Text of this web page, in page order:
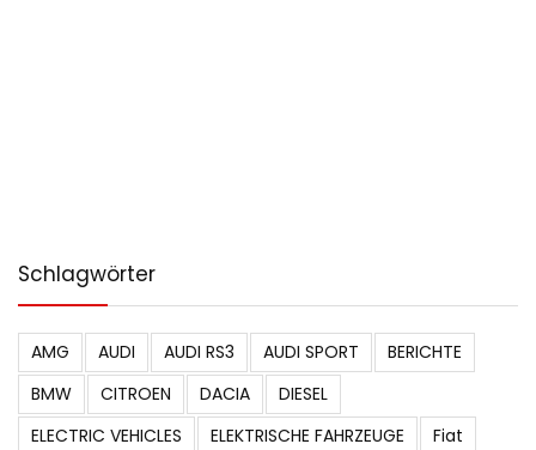
Schlagwörter
AMG AUDI AUDI RS3 AUDI SPORT
BERICHTE
BMW
CITROEN DACIA
DIESEL
ELECTRIC VEHICLES
ELEKTRISCHE FAHRZEUGE
Fiat